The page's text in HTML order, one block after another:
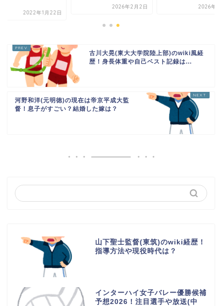
2022年1月22日
2026年2月2日 2026年2
古川大晃(東大大学院陸上部)のwiki風経
歴！身長体重や自己ベスト記録は...
河野和洋(元明徳)の現在は帝京平成大監
督！息子がすごい？結婚した嫁は？
山下聖士監督(東筑)のwiki経歴！
指導方法や現役時代は？
インターハイ女子バレー優勝候補
予想2026！注目選手や放送(中